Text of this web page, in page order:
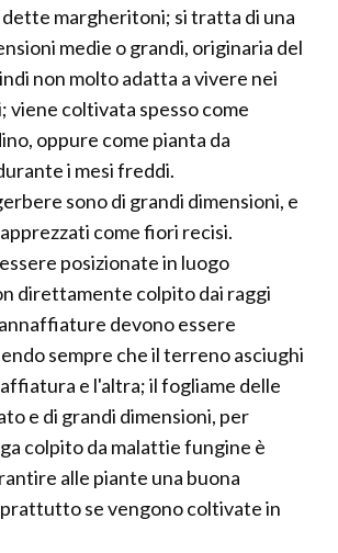
margheritoni; si tratta di una
medie o grandi, originaria del
non molto adatta a vivere nei
viene coltivata spesso come
oppure come pianta da
i mesi freddi.
sono di grandi dimensioni, e
come fiori recisi.
posizionate in luogo
direttamente colpito dai raggi
devono essere
sempre che il terreno asciughi
e l'altra; il fogliame delle
e di grandi dimensioni, per
colpito da malattie fungine è
alle piante una buona
se vengono coltivate in